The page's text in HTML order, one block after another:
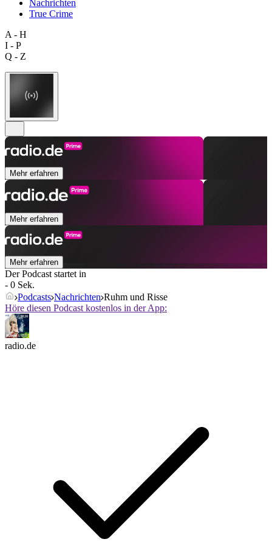
Nachrichten
True Crime
A - H
I - P
Q - Z
Mehr erfahren
Mehr erfahren
Mehr erfahren
Der Podcast startet in
- 0 Sek.
Podcasts Nachrichten Ruhm und Risse
Höre diesen Podcast kostenlos in der App:
radio.de